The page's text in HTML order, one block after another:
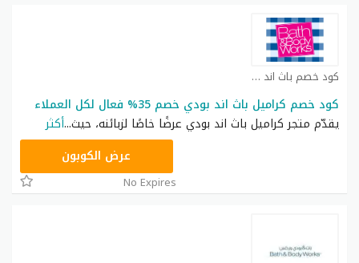
كود خصم باث اند بودي كوبون
كود خصم كراميل باث اند بودي خصم 35% فعال لكل العملاء
يقدّم متجر كراميل باث اند بودي عرضًا خاصًا لزبائنه، حيث...أكثر
عرض الكوبون
No Expires